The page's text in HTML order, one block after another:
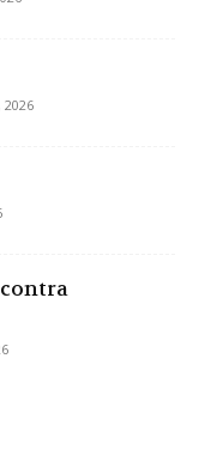
2026
contra